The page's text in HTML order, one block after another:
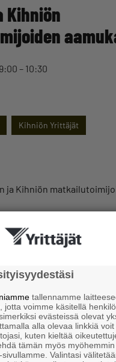
Kihniön
– 10:30
Kihniön Yrittäjät
ja Kihniön
aamukahvit Parkanon
alueen matkailusta
kuulumisia, kuullaan
ja keskustellaan alueen
hengessä. Tarjolla on
tallennamme
jotta voimme käsitellä
evästeissä olevat
alla olevaa linkkiä voit
kuten kieltää
tämän myös myöhemmin
Valintasi